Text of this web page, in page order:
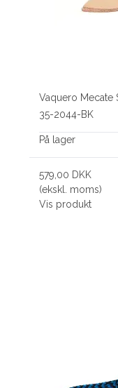
Vaquero Mecate
35-2044-BK
På lager
579,00 DKK
(ekskl. moms)
Vis produkt